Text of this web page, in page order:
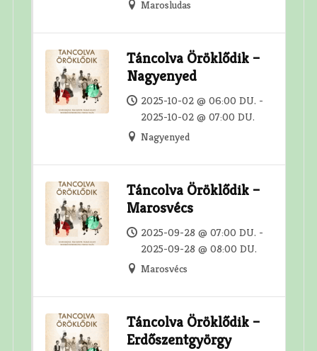
Marosludas
Táncolva Öröklődik –
Nagyenyed
2025-10-02 @ 06:00 DU. -
2025-10-02 @ 07:00 DU.
Nagyenyed
Táncolva Öröklődik –
Marosvécs
2025-09-28 @ 07:00 DU. -
2025-09-28 @ 08:00 DU.
Marosvécs
Táncolva Öröklődik –
Erdőszentgyörgy